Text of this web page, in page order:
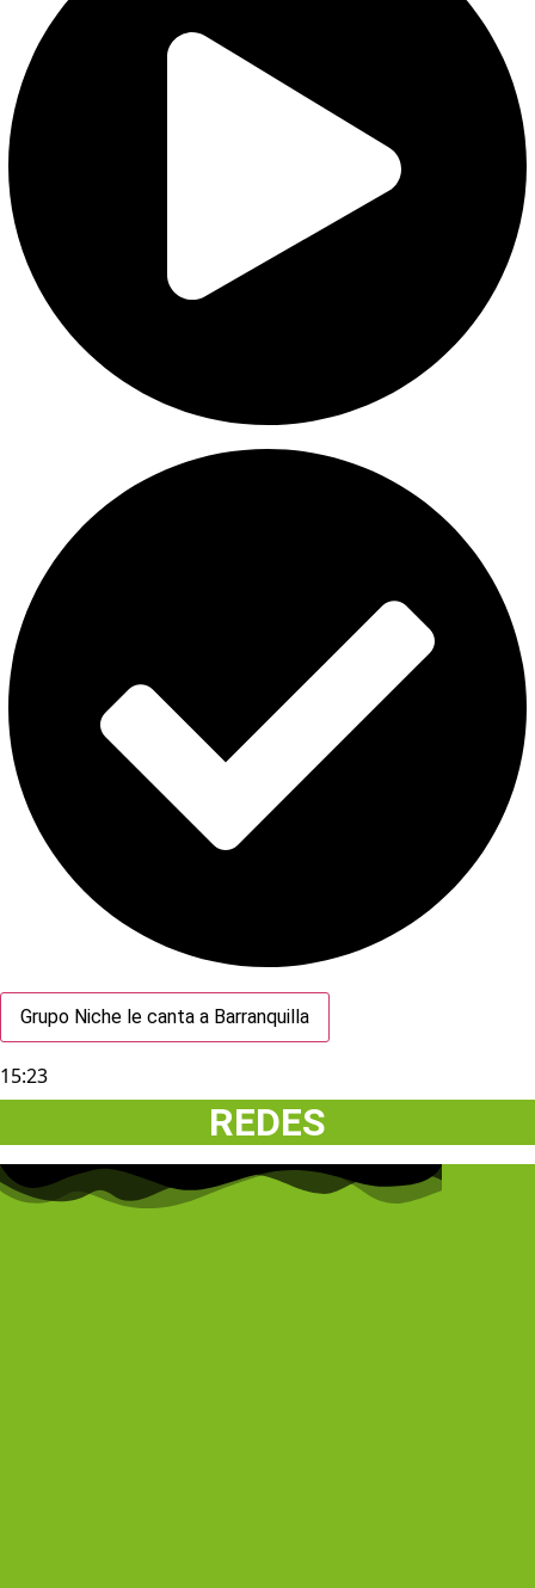
Grupo Niche le canta a Barranquilla
15:23
REDES